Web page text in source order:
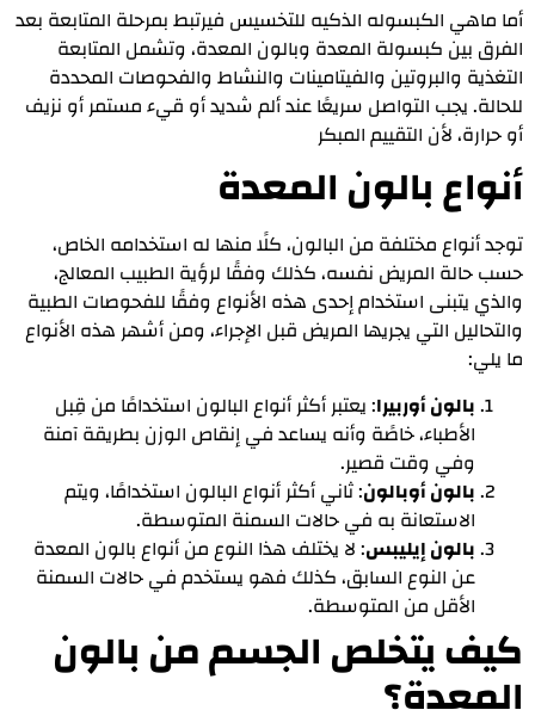
أما ماهي الكبسوله الذكيه للتخسيس فيرتبط بمرحلة المتابعة بعد
الفرق بين كبسولة المعدة وبالون المعدة، وتشمل المتابعة
التغذية والبروتين والفيتامينات والنشاط والفحوصات المحددة
للحالة. يجب التواصل سريعًا عند ألم شديد أو قيء مستمر أو نزيف
أو حرارة، لأن التقييم المبكر
أنواع بالون المعدة
توجد أنواع مختلفة من البالون، كلًا منها له استخدامه الخاص،
حسب حالة المريض نفسه، كذلك وفقًا لرؤية الطبيب المعالج،
والذي يتبنى استخدام إحدى هذه الأنواع وفقًا للفحوصات الطبية
والتحاليل التي يجريها المريض قبل الإجراء، ومن أشهر هذه الأنواع
ما يلي:
بالون أوربيرا: يعتبر أكثر أنواع البالون استخدامًا من قِبل
الأطباء، خاصًة وأنه يساعد في إنقاص الوزن بطريقة آمنة
وفي وقت قصير.
بالون أوبالون: ثاني أكثر أنواع البالون استخدامًا، ويتم
الاستعانة به في حالات السمنة المتوسطة.
بالون إيليبس: لا يختلف هذا النوع من أنواع بالون المعدة
عن النوع السابق، كذلك فهو يستخدم في حالات السمنة
الأقل من المتوسطة.
كيف يتخلص الجسم من بالون